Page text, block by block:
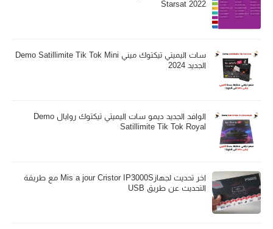
Starsat 2022
سات اليميتي تيكتوك ميني Demo Satillimite Tik Tok Mini
الجديد 2024
الوافد الجديد ديمو سات اليميتي تيكتوك روايال Demo
Satillimite Tik Tok Royal
اخر تحديث لجهازMis a jour Cristor IP3000S مع طريقة
التحديث عن طريق USB